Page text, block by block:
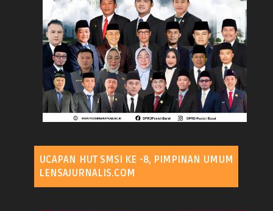
UCAPAN HUT SMSI KE -8, PIMPINAN UMUM
LENSAJURNALIS.COM